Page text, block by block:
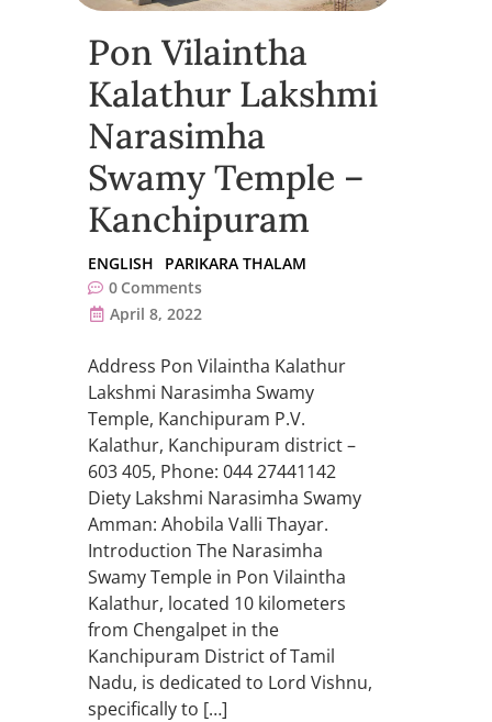
Pon Vilaintha
Kalathur Lakshmi
Narasimha
Swamy Temple –
Kanchipuram
ENGLISH
PARIKARA THALAM
0 Comments
April 8, 2022
Address Pon Vilaintha Kalathur
Lakshmi Narasimha Swamy
Temple, Kanchipuram P.V.
Kalathur, Kanchipuram district –
603 405, Phone: 044 27441142
Diety Lakshmi Narasimha Swamy
Amman: Ahobila Valli Thayar.
Introduction The Narasimha
Swamy Temple in Pon Vilaintha
Kalathur, located 10 kilometers
from Chengalpet in the
Kanchipuram District of Tamil
Nadu, is dedicated to Lord Vishnu,
specifically to […]